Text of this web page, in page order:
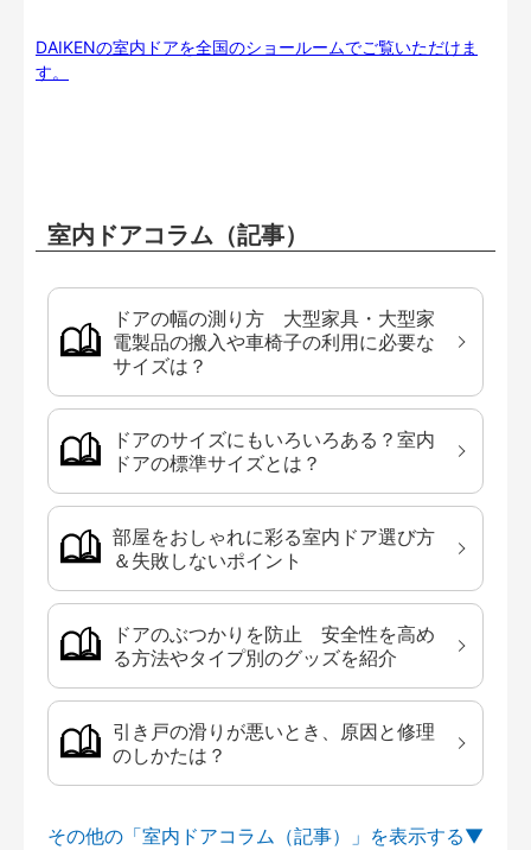
DAIKENの室内ドアを全国のショールームでご覧いただけま
す。
室内ドアコラム（記事）
ドアの幅の測り方 大型家具・大型家
電製品の搬入や車椅子の利用に必要な
サイズは？
ドアのサイズにもいろいろある？室内
ドアの標準サイズとは？
部屋をおしゃれに彩る室内ドア選び方
＆失敗しないポイント
ドアのぶつかりを防止 安全性を高め
る方法やタイプ別のグッズを紹介
引き戸の滑りが悪いとき、原因と修理
のしかたは？
その他の「室内ドアコラム（記事）」を